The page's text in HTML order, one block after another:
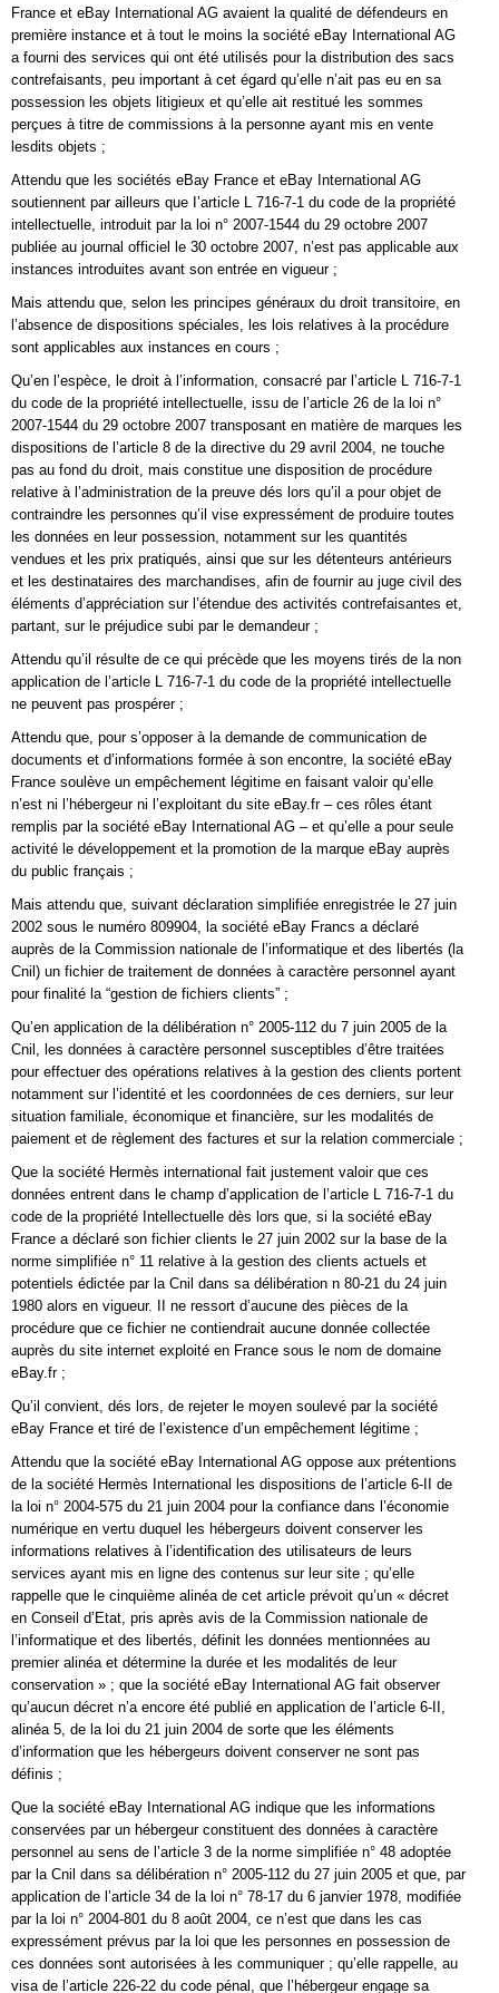
France et eBay International AG avaient la qualité de défendeurs en
première instance et à tout le moins la société eBay International AG
a fourni des services qui ont été utilisés pour la distribution des sacs
contrefaisants, peu important à cet égard qu’elle n’ait pas eu en sa
possession les objets litigieux et qu’elle ait restitué les sommes
perçues à titre de commissions à la personne ayant mis en vente
lesdits objets ;
Attendu que les sociétés eBay France et eBay International AG
soutiennent par ailleurs que I’article L 716-7-1 du code de la propriété
intellectuelle, introduit par la loi n° 2007-1544 du 29 octobre 2007
publiée au journal officiel le 30 octobre 2007, n’est pas applicable aux
instances introduites avant son entrée en vigueur ;
Mais attendu que, selon les principes généraux du droit transitoire, en
l’absence de dispositions spéciales, les lois relatives à la procédure
sont applicables aux instances en cours ;
Qu’en l’espèce, le droit à l’information, consacré par l’article L 716-7-1
du code de la propriété intellectuelle, issu de l’article 26 de la loi n°
2007-1544 du 29 octobre 2007 transposant en matière de marques les
dispositions de l’article 8 de la directive du 29 avril 2004, ne touche
pas au fond du droit, mais constitue une disposition de procédure
relative à l’administration de la preuve dés lors qu’il a pour objet de
contraindre les personnes qu’il vise expressément de produire toutes
les données en leur possession, notamment sur les quantités
vendues et les prix pratiqués, ainsi que sur les détenteurs antérieurs
et les destinataires des marchandises, afin de fournir au juge civil des
éléments d’appréciation sur l’étendue des activités contrefaisantes et,
partant, sur le préjudice subi par le demandeur ;
Attendu qu’il résulte de ce qui précède que les moyens tirés de la non
application de l’article L 716-7-1 du code de la propriété intellectuelle
ne peuvent pas prospérer ;
Attendu que, pour s’opposer à la demande de communication de
documents et d’informations formée à son encontre, la société eBay
France soulève un empêchement légitime en faisant valoir qu’elle
n’est ni l’hébergeur ni l’exploitant du site eBay.fr – ces rôles étant
remplis par la société eBay International AG – et qu’elle a pour seule
activité le développement et la promotion de la marque eBay auprès
du public français ;
Mais attendu que, suivant déclaration simplifiée enregistrée le 27 juin
2002 sous le numéro 809904, la société eBay Francs a déclaré
auprès de la Commission nationale de l’informatique et des libertés (la
Cnil) un fichier de traitement de données à caractère personnel ayant
pour finalité la “gestion de fichiers clients” ;
Qu’en application de la délibération n° 2005-112 du 7 juin 2005 de la
Cnil, les données à caractère personnel susceptibles d’être traitées
pour effectuer des opérations relatives à la gestion des clients portent
notamment sur l’identité et les coordonnées de ces derniers, sur leur
situation familiale, économique et financière, sur les modalités de
paiement et de règlement des factures et sur la relation commerciale ;
Que la société Hermès international fait justement valoir que ces
données entrent dans le champ d’application de l’article L 716-7-1 du
code de la propriété Intellectuelle dès lors que, si la société eBay
France a déclaré son fichier clients le 27 juin 2002 sur la base de la
norme simplifiée n° 11 relative à la gestion des clients actuels et
potentiels édictée par la Cnil dans sa délibération n 80-21 du 24 juin
1980 alors en vigueur. II ne ressort d’aucune des pièces de la
procédure que ce fichier ne contiendrait aucune donnée collectée
auprès du site internet exploité en France sous le nom de domaine
eBay.fr ;
Qu’il convient, dés lors, de rejeter le moyen soulevé par la société
eBay France et tiré de l’existence d’un empêchement légitime ;
Attendu que la société eBay International AG oppose aux prétentions
de la société Hermès International les dispositions de l’article 6-II de
la loi n° 2004-575 du 21 juin 2004 pour la confiance dans l’économie
numérique en vertu duquel les hébergeurs doivent conserver les
informations relatives à l’identification des utilisateurs de leurs
services ayant mis en ligne des contenus sur leur site ; qu’elle
rappelle que le cinquième alinéa de cet article prévoit qu’un « décret
en Conseil d’Etat, pris après avis de la Commission nationale de
l’informatique et des libertés, définit les données mentionnées au
premier alinéa et détermine la durée et les modalités de leur
conservation » ; que la société eBay International AG fait observer
qu’aucun décret n’a encore été publié en application de l’article 6-II,
alinéa 5, de la loi du 21 juin 2004 de sorte que les éléments
d’information que les hébergeurs doivent conserver ne sont pas
définis ;
Que la société eBay International AG indique que les informations
conservées par un hébergeur constituent des données à caractère
personnel au sens de l’article 3 de la norme simplifiée n° 48 adoptée
par la Cnil dans sa délibération n° 2005-112 du 27 juin 2005 et que, par
application de l’article 34 de la loi n° 78-17 du 6 janvier 1978, modifiée
par la loi n° 2004-801 du 8 août 2004, ce n’est que dans les cas
expressément prévus par la loi que les personnes en possession de
ces données sont autorisées à les communiquer ; qu’elle rappelle, au
visa de l’article 226-22 du code pénal, que l’hébergeur engage sa